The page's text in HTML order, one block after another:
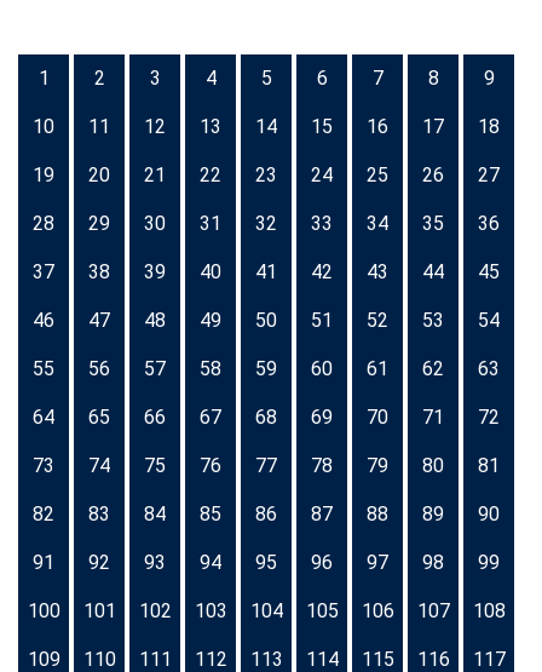
1 2 3 4 5 6 7 8 9
10 11 12 13 14 15 16 17 18
19 20 21 22 23 24 25 26 27
28 29 30 31 32 33 34 35 36
37 38 39 40 41 42 43 44 45
46 47 48 49 50 51 52 53 54
55 56 57 58 59 60 61 62 63
64 65 66 67 68 69 70 71 72
73 74 75 76 77 78 79 80 81
82 83 84 85 86 87 88 89 90
91 92 93 94 95 96 97 98 99
100 101 102 103 104 105 106 107 108
109 110 111 112 113 114 115 116 117